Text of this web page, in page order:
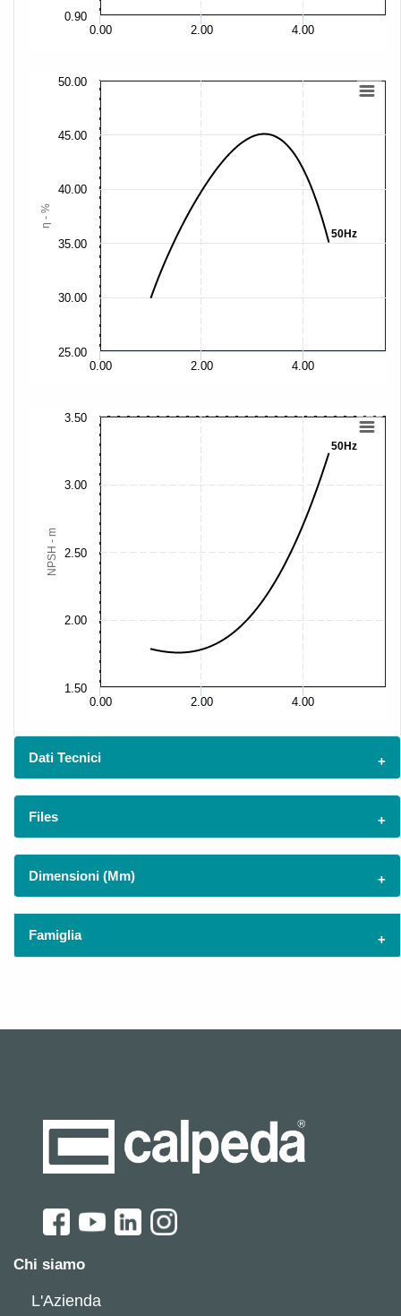
0.00 2.00 4.00
0.90
η - %
50Hz
0.00 2.00 4.00
30.00
40.00
25.00
35.00
45.00
50.00
NPSH - m
50Hz
0.00 2.00 4.00
2.00
3.00
1.50
2.50
3.50
Dati Tecnici
Files
Dimensioni (mm)
Famiglia
Chi siamo
L'Azienda